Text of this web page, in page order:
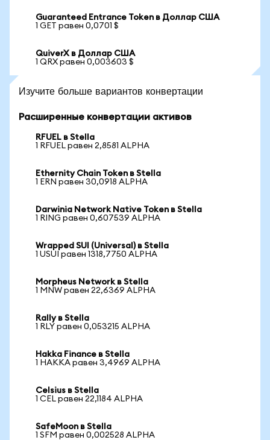
Guaranteed Entrance Token в Доллар США
1 GET равен 0,0701 $
QuiverX в Доллар США
1 QRX равен 0,003603 $
Изучите больше вариантов конвертации
Расширенные конвертации активов
RFUEL в Stella
1 RFUEL равен 2,8581 ALPHA
Ethernity Chain Token в Stella
1 ERN равен 30,0918 ALPHA
Darwinia Network Native Token в Stella
1 RING равен 0,607539 ALPHA
Wrapped SUI (Universal) в Stella
1 USUI равен 1318,7750 ALPHA
Morpheus Network в Stella
1 MNW равен 22,6369 ALPHA
Rally в Stella
1 RLY равен 0,053215 ALPHA
Hakka Finance в Stella
1 HAKKA равен 3,4969 ALPHA
Celsius в Stella
1 CEL равен 22,1184 ALPHA
SafeMoon в Stella
1 SFM равен 0,002528 ALPHA